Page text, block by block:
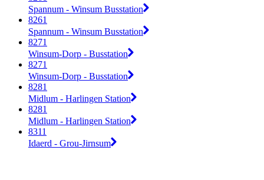
Spannum - Winsum Busstation
8261
Spannum - Winsum Busstation
8271
Winsum-Dorp - Busstation
8271
Winsum-Dorp - Busstation
8281
Midlum - Harlingen Station
8281
Midlum - Harlingen Station
8311
Idaerd - Grou-Jirnsum